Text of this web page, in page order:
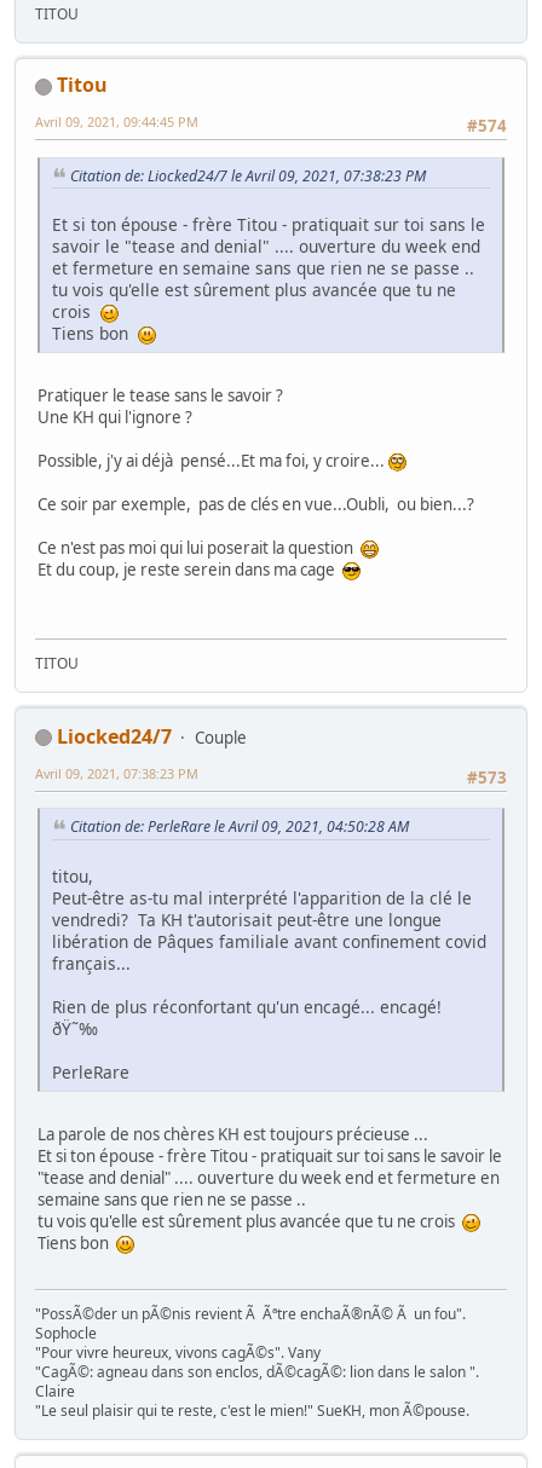
TITOU
Titou
#574
Avril 09, 2021, 09:44:45 PM
Citation de: Liocked24/7 le Avril 09, 2021, 07:38:23 PM
Et si ton épouse - frère Titou - pratiquait sur toi sans le
savoir le "tease and denial" .... ouverture du week end
et fermeture en semaine sans que rien ne se passe ..
tu vois qu'elle est sûrement plus avancée que tu ne
crois
Tiens bon
Pratiquer le tease sans le savoir ?
Une KH qui l'ignore ?
Possible, j'y ai déjà pensé...Et ma foi, y croire...
Ce soir par exemple, pas de clés en vue...Oubli, ou bien...?
Ce n'est pas moi qui lui poserait la question
Et du coup, je reste serein dans ma cage
TITOU
Liocked24/7
Couple
#573
Avril 09, 2021, 07:38:23 PM
Citation de: PerleRare le Avril 09, 2021, 04:50:28 AM
titou,
Peut-être as-tu mal interprété l'apparition de la clé le
vendredi? Ta KH t'autorisait peut-être une longue
libération de Pâques familiale avant confinement covid
français...
Rien de plus réconfortant qu'un encagé... encagé!
ðŸ˜‰
PerleRare
La parole de nos chères KH est toujours précieuse ...
Et si ton épouse - frère Titou - pratiquait sur toi sans le savoir le
"tease and denial" .... ouverture du week end et fermeture en
semaine sans que rien ne se passe ..
tu vois qu'elle est sûrement plus avancée que tu ne crois
Tiens bon
"PossÃ©der un pÃ©nis revient Ã Ãªtre enchaÃ®nÃ© Ã un fou".
Sophocle
"Pour vivre heureux, vivons cagÃ©s". Vany
"CagÃ©: agneau dans son enclos, dÃ©cagÃ©: lion dans le salon ".
Claire
"Le seul plaisir qui te reste, c'est le mien!" SueKH, mon Ã©pouse.